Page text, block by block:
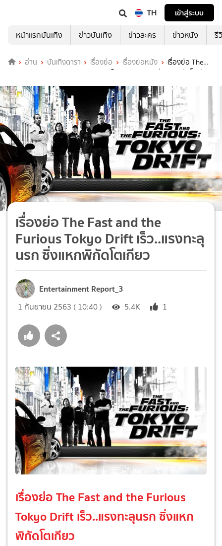
TH
เข้าสู่ระบบ
หน้าแรกบันเทิง
ข่าวบันเทิง ข่าวละคร ข่าวหนัง รี
อ่าน บันเทิงดารา เรื่องย่อ เรื่องย่อหนัง
เรื่องย่อ The
Fast and the Furious Tokyo Drift เร็ว..แรงทะลุนรก ซิ่งแหกพิกัดโตเกียว
เรื่องย่อ The Fast and the
Furious Tokyo Drift เร็ว..แรงทะลุ
นรก ซิ่งแหกพิกัดโตเกียว
Entertainment Report_3
1 กันยายน 2563 ( 10:40 ) 5.4K 1
เรื่องย่อ The Fast and the Furious
Tokyo Drift เร็ว..แรงทะลุนรก ซิ่งแหก
พิกัดโตเกียว